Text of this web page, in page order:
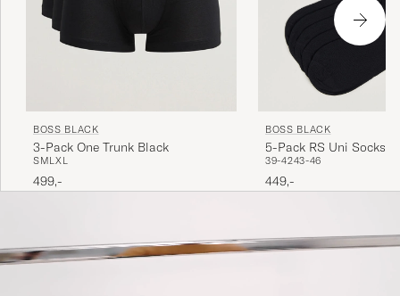
BOSS BLACK
3-Pack One Trunk Black
SMLXL
499,-
BOSS BLACK
5-Pack RS Uni Socks
39-4243-46
449,-